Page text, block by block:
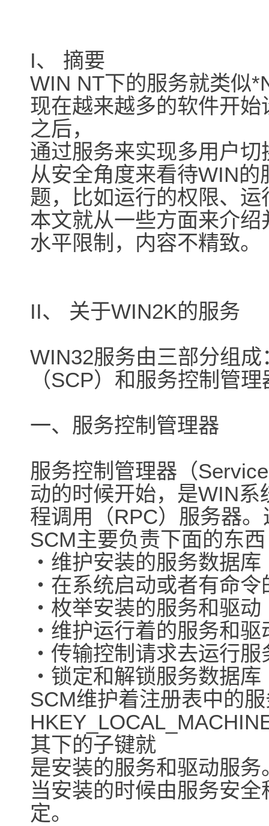
I、 摘要
WIN NT下的服务就类似
现在越来越多的软件开
之后，
通过服务来实现多用户
从安全角度来看待WIN
题，比如运行的权限、
本文就从一些方面来介
水平限制，内容不精致。
II、 关于WIN2K的服务
WIN32服务由三部分组
（SCP）和服务控制管
一、服务控制管理器
服务控制管理器（
动的时候开始，是WIN
程调用（RPC）服务器
SCM主要负责下面的东
・维护安装的服务数据库
・在系统启动或者有命
・枚举安装的服务和驱动
・维护运行着的服务和
・传输控制请求去运行服
・锁定和解锁服务数据库
SCM维护着注册表中的
其下的子键就
是安装的服务和驱动服
当安装的时候由服务安
定。